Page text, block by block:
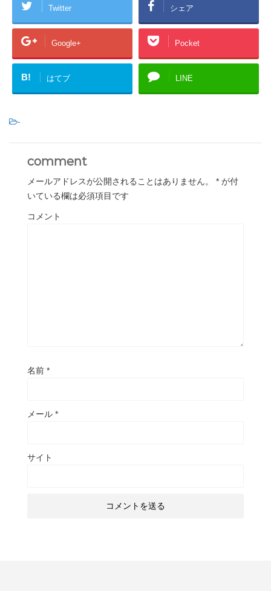
Twitter シェア
Google+ Pocket
B! はてブ LINE
-
comment
メールアドレスが公開されることはありません。 * が付
いている欄は必須項目です
コメント
名前 *
メール *
サイト